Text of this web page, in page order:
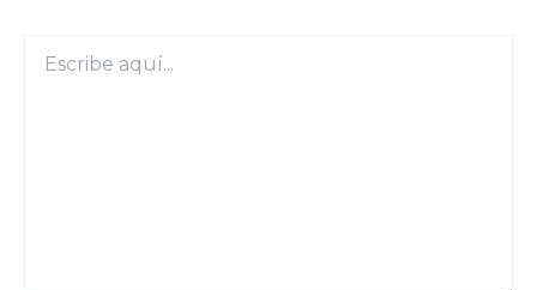
aquí...